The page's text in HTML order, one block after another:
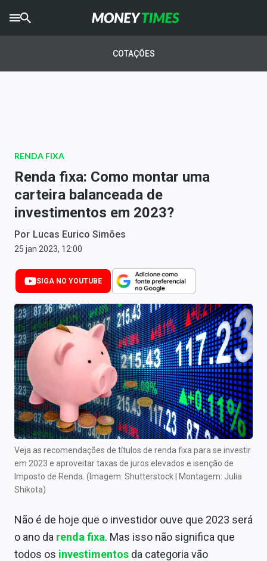
AGROTIMES
Newsletters
Money Trader
Anuncie
Últimas Notícias
Newsletters
Cotações
Comprar ou vender?
Carteiras Recomendadas
Central de Dividendos
Central de Fundos Imobiliários
Central dos IPOs
Renda Fixa
Finanças Pessoais
Economia
COTAÇÕES
RENDA FIXA
Renda fixa: Como montar uma
carteira balanceada de
investimentos em 2023?
Por Lucas Eurico Simões
25 jan 2023, 12:00
SIGA NO YOUTUBE
Veja as recomendações de títulos de renda fixa para se investir
em 2023 e aproveitar taxas de juros elevados e isenção de
Imposto de Renda. (Imagem: Shutterstock | Montagem: Julia
Shikota)
Não é de hoje que o investidor ouve que 2023 será
o ano da renda fixa. Mas isso não significa que
todos os investimentos da categoria vão